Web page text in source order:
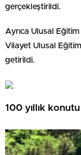
gerçekleştirildi.
Ayrıca Ulusal
Vilayet Ulusal
getirildi.
100 yıllık